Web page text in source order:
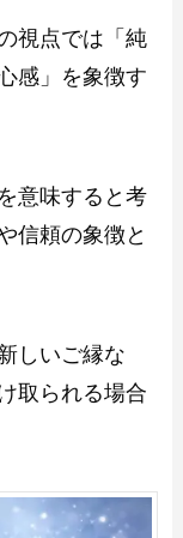
視点では「純
感」を象徴す
意味すると考
信頼の象徴と
しいご縁な
取られる場合